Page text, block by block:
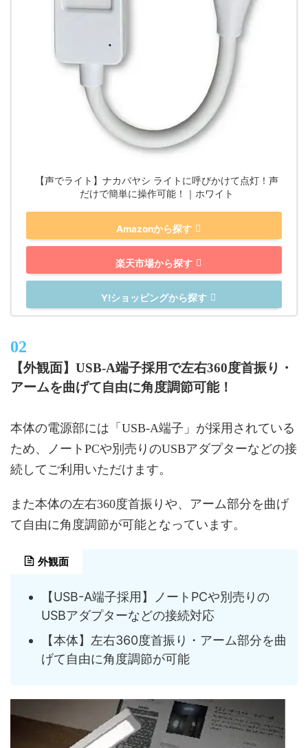
【声でライト】ナカバヤシ ライトに呼びかけて点灯！声
だけで簡単に操作可能！｜ホワイト
Amazonから探す
楽天市場から探す
Y!ショッピングから探す
【外観面】USB-A端子採用で左右360度首振り・
アームを曲げて自由に角度調節可能！
本体の電源部には「USB-A端子」が採用されている
ため、ノートPCや別売りのUSBアダプターなどの接
続してご利用いただけます。
また本体の左右360度首振りや、アーム部分を曲げ
て自由に角度調節が可能となっています。
外観面
【USB-A端子採用】ノートPCや別売りの
USBアダプターなどの接続対応
【本体】左右360度首振り・アーム部分を曲
げて自由に角度調節が可能